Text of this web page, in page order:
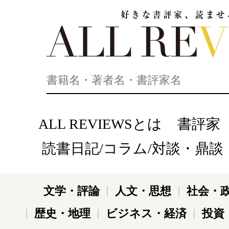
ALL REVIEWSとは
書評家
読書日記/コラム/対談・鼎談
文学・評論 人文・思想
社会・
歴史・地理
ビジネス・経済 投資